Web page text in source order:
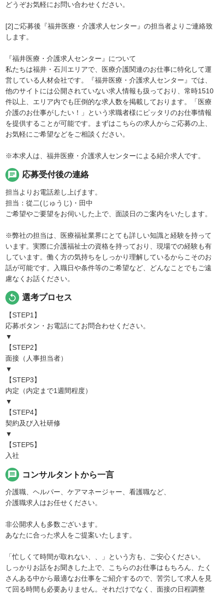
どうぞお気軽にお問い合わせください。
[2]ご応募後『福井医療・介護求人センター』の担当者よりご連絡致
します。
『福井医療・介護求人センター』について
私たちは福井・石川エリアで、医療介護関連のお仕事に特化して運
営している人材会社です。『福井医療・介護求人センター』では、
他のサイトには公開されていない求人情報も扱っており、常時1510
件以上、エリア内でも圧倒的な求人数を掲載しております。「医療
介護のお仕事がしたい！」という求職者様にピッタリのお仕事情報
を提供することが可能です。まずはこちらの求人からご応募の上、
お気軽にご希望などをご相談ください。
※本求人は、福井医療・介護求人センターによる紹介求人です。
chat 応募受付後の連絡
担当よりお電話差し上げます。
担当：從二(じゅうじ)・田中
ご希望やご要望をお伺いした上で、面談日のご案内をいたします。
※弊社の担当は、医療福祉業界にとても詳しい知識と経験を持って
います。実際に介護福祉士の資格を持っており、現場での経験も有
しています。働く方の気持ちをしっかり理解しているからこそのお
話が可能です。入職日や条件等のご希望など、どんなことでもご遠
慮なくお話ください。
replay 選考プロセス
【STEP1】
応募ボタン・お電話にてお問合わせください。
▼
【STEP2】
面接（人事担当者）
▼
【STEP3】
内定（内定まで1週間程度）
▼
【STEP4】
契約及び入社研修
▼
【STEP5】
入社
message コンサルタントから一言
介護職、ヘルパー、ケアマネージャー、看護職など、
介護職求人はお任せください。
非公開求人も多数ございます。
あなたに合った求人をご提案いたします。
「忙しくて時間が取れない、、」という方も、ご安心ください。
しっかりお話をお聞きした上で、こちらのお仕事はもちろん、たく
さんある中から最適なお仕事をご紹介するので、苦労して求人を見
て回る時間も必要ありません。それだけでなく、面接の日程調整